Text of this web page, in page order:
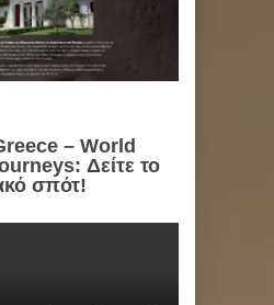
– World
Δείτε το
σπότ!